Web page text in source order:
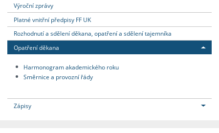
Výroční zprávy
Platné vnitřní předpisy FF UK
Rozhodnutí a sdělení děkana, opatření a sdělení tajemníka
Opatření děkana
Harmonogram akademického roku
Směrnice a provozní řády
Zápisy